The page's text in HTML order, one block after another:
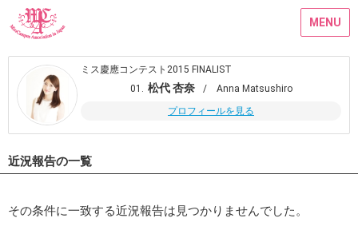
MENU
ミス慶應コンテスト2015 FINALIST
01. 松代 杏奈
/ Anna Matsushiro
プロフィールを見る
近況報告の一覧
その条件に一致する近況報告は見つかりませんでした。